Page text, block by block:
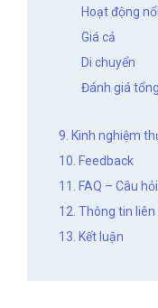
Hoạt động
Giá cả
Di chuyển
Đánh giá
9. Kinh nghiệm
10. Feedback
11. FAQ – Câu
12. Thông tin liên
13. Kết luận